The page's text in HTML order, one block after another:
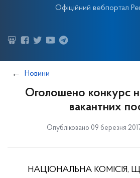
Офіційний вебпортал
Новини
Оголошено конкурс
вакантних
Опубліковано 09 березня
НАЦІОНАЛЬНА КОМІСІЯ,